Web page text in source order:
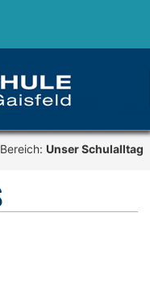
Unser Schulalltag